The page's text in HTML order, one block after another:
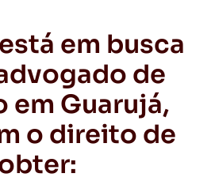
em busca
de
em Guarujá,
o direito de